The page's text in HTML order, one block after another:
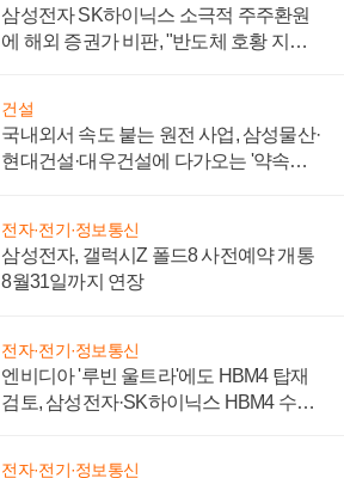
삼성전자 SK하이닉스 소극적 주주환원
에 해외 증권가 비판, "반도체 호황 지속
건설
국내외서 속도 붙는 원전 사업, 삼성물산·
현대건설·대우건설에 다가오는 '약속의
전자·전기·정보통신
삼성전자, 갤럭시Z 폴드8 사전예약 개통
8월31일까지 연장
전자·전기·정보통신
엔비디아 '루빈 울트라'에도 HBM4 탑재
검토, 삼성전자·SK하이닉스 HBM4 수율
전자·전기·정보통신